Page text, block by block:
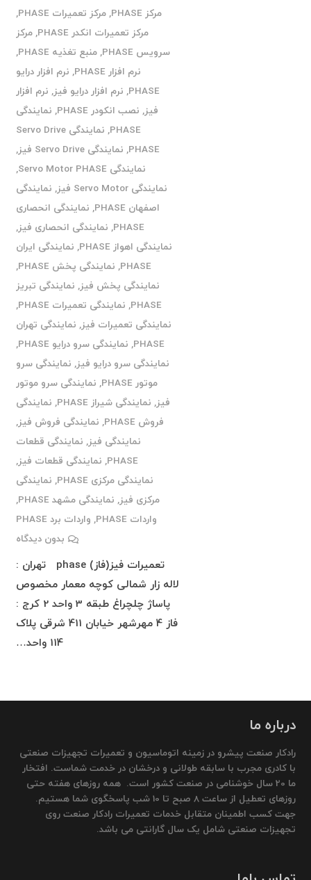
مرکز PHASE
,مرکز تعمیرات PHASE
,
مرکز تعمیرات انکدر PHASE
,مرکز
سرویس PHASE
,منبع تغذیه PHASE
,
نرم افزار PHASE
, نرم افزار درایو
PHASE
, نرم افزار درایو فیز, نرم افزار
فیز, نصب انکودر PHASE , نمایندگی
PHASE
,
نمایندگی Servo Drive
PHASE
, نمایندگی Servo Drive فیز
,
نمایندگی Servo Motor PHASE
,
نمایندگی Servo Motor فیز
, نمایندگی
اصفهان PHASE
, نمایندگی انحصاری
PHASE
, نمایندگی انحصاری فیز,
نمایندگی اهواز PHASE
, نمایندگی ایران
PHASE
, نمایندگی پخش PHASE
,
نمایندگی پخش فیز, نمایندگی تبریز
PHASE
, نمایندگی تعمیرات PHASE
,
نمایندگی تعمیرات فیز, نمایندگی تهران
PHASE
, نمایندگی سرو درایو PHASE
,
نمایندگی سرو درایو فیز, نمایندگی سرو
موتور PHASE
, نمایندگی سرو موتور
فیز, نمایندگی شیراز PHASE , نمایندگی
فروش PHASE
, نمایندگی فروش فیز,
نمایندگی فیز, نمایندگی قطعات
PHASE
, نمایندگی قطعات فیز,
نمایندگی مرکزی PHASE
, نمایندگی
مرکزی فیز, نمایندگی مشهد PHASE
,
واردات PHASE
, واردات برد PHASE
بدون دیدگاه
تعمیرات فیز(فاز) phase تهران :
لاله زار شمالی کوچه معمار مخصوص
پاساژ چلچراغ طبقه 3 واحد 2 کرج :
فاز 4 مهرشهر خیابان 411 شرقی پلاک
114 واحد…
درباره ما
رادکار صنعت پیشرو در زمینه اتوماسیون و تعمیرات تجهیزات صنعتی
با کادری مجرب با سابقه طولانی و درخشان در خدمت شماست. افتخار
ما 20 سال خوشنامی در صنعت کشور است. همه روزهای هفته حتی
روزهای تعطیل از ساعت 8 صبح تا 10 شب پاسخگوی شما هستیم.
جهت کسب اطمینان متقابل خدمات تعمیرات رادکار صنعت روی
تجهیزات صنعتی شامل یک سال گارانتی می باشد.